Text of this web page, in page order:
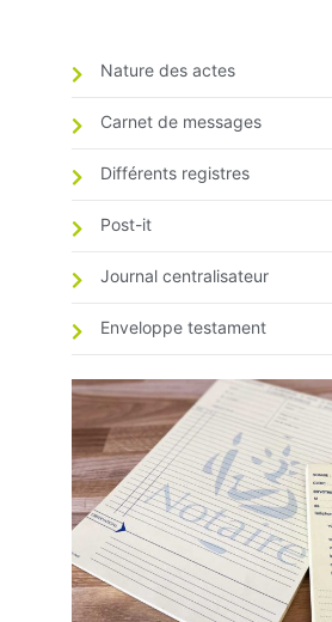
Nature des actes
Carnet de messages
Différents registres
Post-it
Journal centralisateur
Enveloppe testament